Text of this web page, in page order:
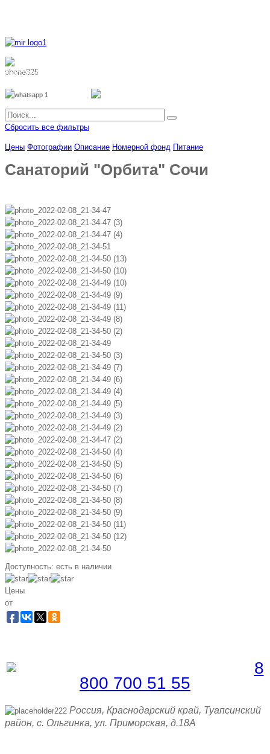
8 962 888 51 55
Сбросить все фильтры
Цены Фотографии Описание Номерной фонд Питание
Санаторий "Орбита" Сочи
Доступность: есть в наличии
Цены
от
8
800 700 51 55
Россия, Краснодарский край, Туапсинский
район, с. Ольгинка, ул. Приморская, д.18А